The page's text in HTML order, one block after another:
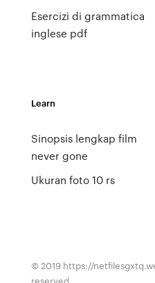
Esercizi di grammatica
inglese pdf
Learn
Sinopsis lengkap film
never gone
Ukuran foto 10 rs
© 2019 https://
reserved.